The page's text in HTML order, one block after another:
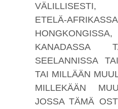
VÄLILLISESTI,
ETELÄ-
KANADASSA
SEELANNISSA
TAI MILLÄÄN
MILLEKÄÄN
JOSSA TÄMÄ